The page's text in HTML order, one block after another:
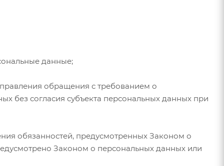
данные;
обращения с требованием о
без согласия субъекта персональных данных при
обязанностей, предусмотренных Законом о
Законом о персональных данных или